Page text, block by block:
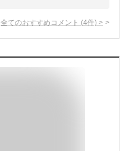
全てのおすすめコメント (4件) >